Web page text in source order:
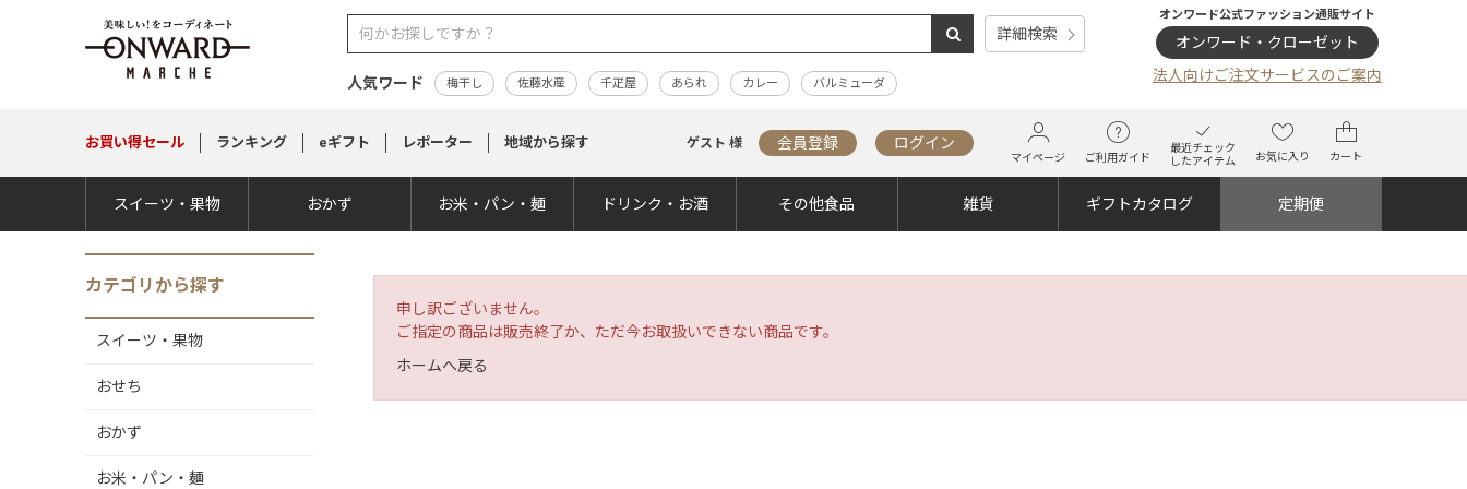
詳細検索
人気ワード 梅干し 佐藤水産 千疋屋 あられ カレー バルミューダ
オンワード公式ファッション通販サイト
オンワード・クローゼット
法人向けご注文サービスのご案内
お買い得セール ランキング eギフト レポーター 地域から探す ゲスト 様 会員登録 ログイン
マイページ ご利用ガイド
最近チェック
したアイテム
お気に入り カート
スイーツ・果物 おかず お米・パン・麺 ドリンク・お酒 その他食品 雑貨 ギフトカタログ 定期便
カテゴリから探す
スイーツ・果物
おせち
おかず
お米・パン・麺
申し訳ございません。
ご指定の商品は販売終了か、ただ今お取扱いできない商品です。
ホームへ戻る